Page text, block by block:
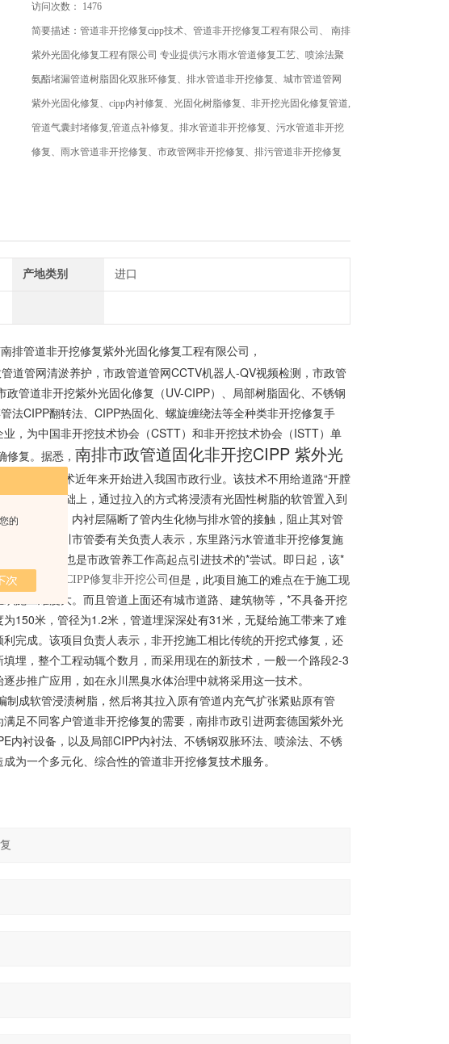
的
访问次数： 1476
简要描述：管道非开挖修复cipp技术、管道非开挖修复工程有限公司、 南排
紫外光固化修复工程有限公司 专业提供污水雨水管道修复工艺、喷涂法聚
氨酯堵漏管道树脂固化双胀环修复、排水管道非开挖修复、城市管道管网
紫外光固化修复、cipp内衬修复、光固化树脂修复、非开挖光固化修复管道,
管道气囊封堵修复,管道点补修复。排水管道非开挖修复、污水管道非开挖
修复、雨水管道非开挖修复、市政管网非开挖修复、排污管道非开挖修复
产地类别 进口
管道非开挖修复紫外光固化修复工程有限公司，
道管网清淤养护，市政管道管网CCTV机器人-QV视频检测，市政管
管道非开挖紫外光固化修复（UV-CIPP）、局部树脂固化、不锈钢
法CIPP翻转法、CIPP热固化、螺旋缠绕法等全种类非开挖修复手
，为中国非开挖技术协会（CSTT）和非开挖技术协会（ISTT）单
修复。据悉， 南排市政管道固化非开挖CIPP 紫外光
原位修复技术近年来开始进入我国市政行业。该技术不用给道路“开膛
创面的基础上，通过拉入的方式将浸渍有光固性树脂的软管置入到
固内衬层，内衬层隔断了管内生化物与排水管的接触，阻止其对管
隐患。南川市管委有关负责人表示，东里路污水管道非开挖修复施
用，同时也是市政管养工作高起点引进技术的*尝试。即日起，该*
但是，此项目施工的难点在于施工现
施工难度大。而且管道上面还有城市道路、建筑物等，*不具备开挖
150米，管径为1.2米，管道埋深深处有31米，无疑给施工带来了难
完成。该项目负责人表示，非开挖施工相比传统的开挖式修复，还
埋，整个工程动辄个数月，而采用现在的新技术，一般一个路段2-3
步推广应用，如在永川黑臭水体治理中就将采用这一技术。
制成软管浸渍树脂，然后将其拉入原有管道内充气扩张紧贴原有管
足不同客户管道非开挖修复的需要，南排市政引进两套德国紫外光
内衬设备，以及局部CIPP内衬法、不锈钢双胀环法、喷涂法、不锈
为一个多元化、综合性的管道非开挖修复技术服务。